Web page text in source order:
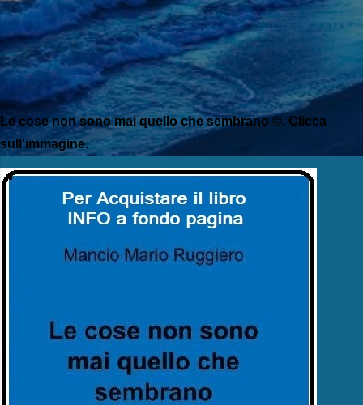
Le cose non sono mai quello che sembrano ©. Clicca
sull'immagine.